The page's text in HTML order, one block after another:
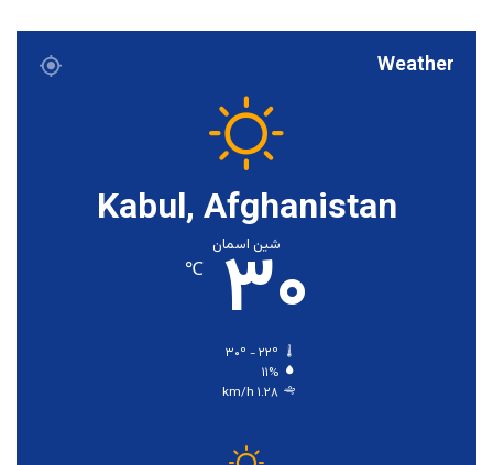
Weather
Kabul, Afghanistan
شین اسمان
۳۰ ℃
۱۱%
۱.۲۸ km/h